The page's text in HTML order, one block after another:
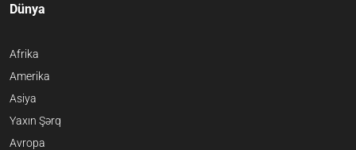
Dünya
Afrika
Amerika
Asiya
Yaxın Şərq
Avropa